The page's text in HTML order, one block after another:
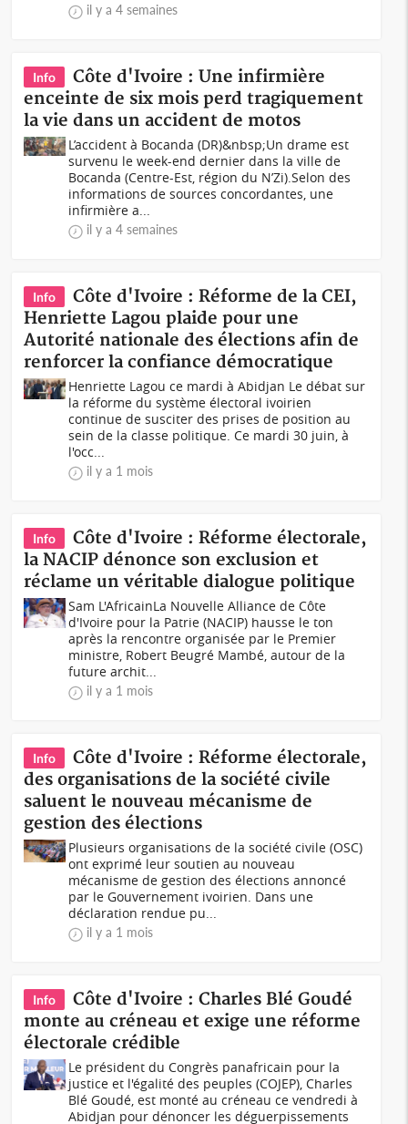
il y a 4 semaines
Info
Côte d'Ivoire : Une infirmière
enceinte de six mois perd tragiquement
la vie dans un accident de motos
L’accident à Bocanda (DR)&nbsp;Un drame est
survenu le week-end dernier dans la ville de
Bocanda (Centre-Est, région du N’Zi).Selon des
informations de sources concordantes, une
infirmière a...
il y a 4 semaines
Info
Côte d'Ivoire : Réforme de la CEI,
Henriette Lagou plaide pour une
Autorité nationale des élections afin de
renforcer la confiance démocratique
Henriette Lagou ce mardi à Abidjan Le débat sur
la réforme du système électoral ivoirien
continue de susciter des prises de position au
sein de la classe politique. Ce mardi 30 juin, à
l'occ...
il y a 1 mois
Info
Côte d'Ivoire : Réforme électorale,
la NACIP dénonce son exclusion et
réclame un véritable dialogue politique
Sam L'AfricainLa Nouvelle Alliance de Côte
d'Ivoire pour la Patrie (NACIP) hausse le ton
après la rencontre organisée par le Premier
ministre, Robert Beugré Mambé, autour de la
future archit...
il y a 1 mois
Info
Côte d'Ivoire : Réforme électorale,
des organisations de la société civile
saluent le nouveau mécanisme de
gestion des élections
Plusieurs organisations de la société civile (OSC)
ont exprimé leur soutien au nouveau
mécanisme de gestion des élections annoncé
par le Gouvernement ivoirien. Dans une
déclaration rendue pu...
il y a 1 mois
Info
Côte d'Ivoire : Charles Blé Goudé
monte au créneau et exige une réforme
électorale crédible
Le président du Congrès panafricain pour la
justice et l'égalité des peuples (COJEP), Charles
Blé Goudé, est monté au créneau ce vendredi à
Abidjan pour dénoncer les déguerpissements